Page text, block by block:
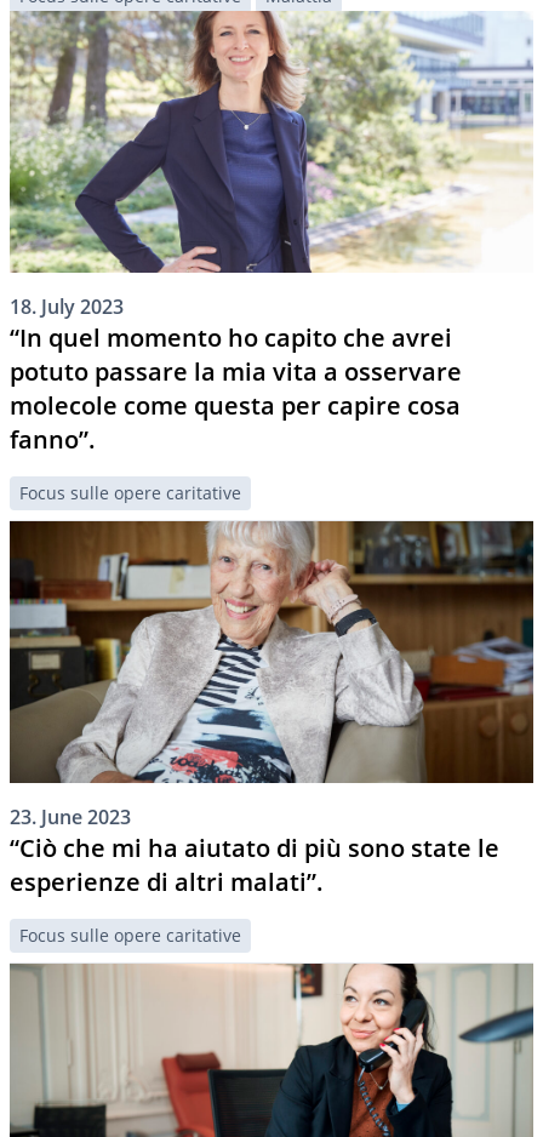
18. July 2023
“In quel momento ho capito che avrei
potuto passare la mia vita a osservare
molecole come questa per capire cosa
fanno”.
Focus sulle opere caritative
23. June 2023
“Ciò che mi ha aiutato di più sono state le
esperienze di altri malati”.
Focus sulle opere caritative